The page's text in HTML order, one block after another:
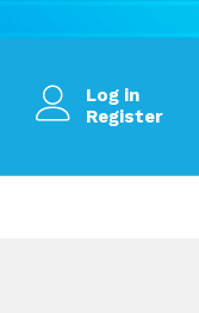
Log in
Register